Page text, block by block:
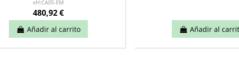
eH:CA05-EM
480,92 €
Añadir al carrito Añadir al